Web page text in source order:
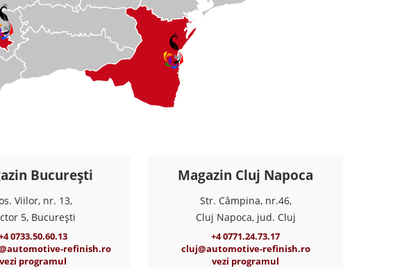
București
Viilor, nr. 13,
5, București
0733.50.60.13
refinish.ro
vezi programul
Magazin Cluj Napoca
Str. Câmpina, nr.46,
Cluj Napoca, jud. Cluj
+4 0771.24.73.17
cluj@automotive-refinish.ro
vezi programul